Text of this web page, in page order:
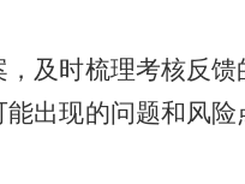
及时梳理考核反馈
出现的问题和风